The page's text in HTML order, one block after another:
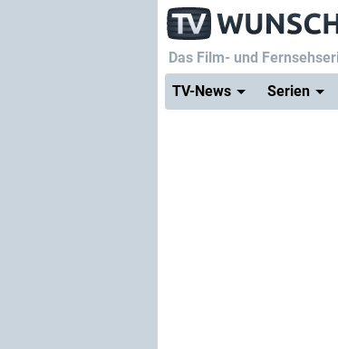
Das Film- und
TV-News
Serien